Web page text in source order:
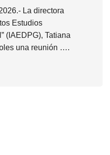
La directora
Estudios
(IAEDPG), Tatiana
una reunión ….